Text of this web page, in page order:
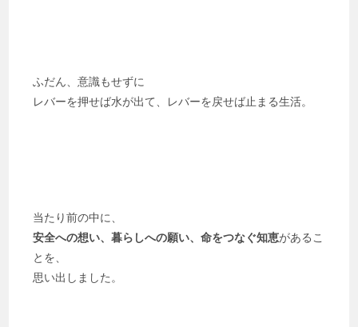
ふだん、意識もせずに
レバーを押せば水が出て、レバーを戻せば止まる生活。
当たり前の中に、
安全への想い、暮らしへの願い、命をつなぐ知恵があるこ
とを、
思い出しました。